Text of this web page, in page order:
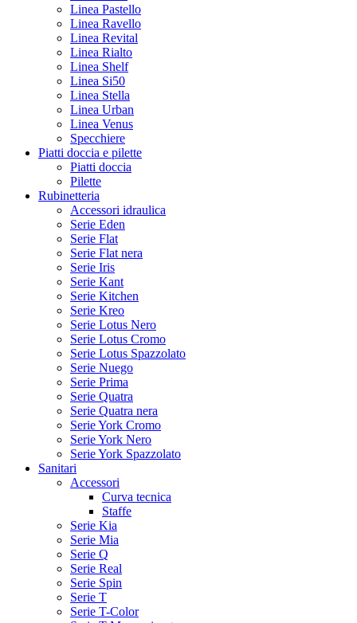
Linea Pastello
Linea Ravello
Linea Revital
Linea Rialto
Linea Shelf
Linea Si50
Linea Stella
Linea Urban
Linea Venus
Specchiere
Piatti doccia e pilette
Piatti doccia
Pilette
Rubinetteria
Accessori idraulica
Serie Eden
Serie Flat
Serie Flat nera
Serie Iris
Serie Kant
Serie Kitchen
Serie Kreo
Serie Lotus Nero
Serie Lotus Cromo
Serie Lotus Spazzolato
Serie Nuego
Serie Prima
Serie Quatra
Serie Quatra nera
Serie York Cromo
Serie York Nero
Serie York Spazzolato
Sanitari
Accessori
Curva tecnica
Staffe
Serie Kia
Serie Mia
Serie Q
Serie Real
Serie Spin
Serie T
Serie T-Color